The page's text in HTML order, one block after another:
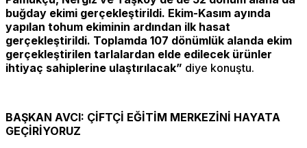
buğday ekimi gerçekleştirildi. Ekim-Kasım ayında
yapılan tohum ekiminin ardından ilk hasat
gerçekleştirildi. Toplamda 107 dönümlük alanda ekim
gerçekleştirilen tarlalardan elde edilecek ürünler
ihtiyaç sahiplerine ulaştırılacak” diye konuştu.
BAŞKAN AVCI: ÇİFTÇİ EĞİTİM MERKEZİNİ HAYATA
GEÇİRİYORUZ